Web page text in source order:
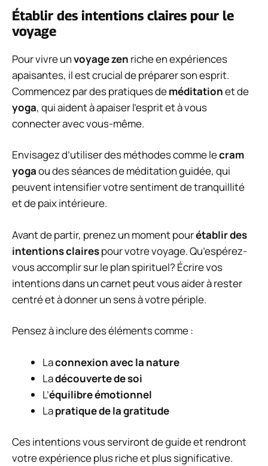
Établir des intentions claires pour le
voyage
Pour vivre unvoyage zen riche en expériences
apaisantes, il est crucial de préparer son esprit.
Commencez par des pratiques deméditationet de
yoga, qui aident à apaiser l’esprit et à vous
connecter avec vous-même.
Envisagez d’utiliser des méthodes comme lecram
yogaou des séances de méditation guidée, qui
peuvent intensifier votre sentiment de tranquillité
et de paix intérieure.
Avant de partir, prenez un moment pourétablir des
intentions clairespour votre voyage. Qu’espérez-
vous accomplir sur le plan spirituel? Écrire vos
intentions dans un carnet peut vous aider à rester
centré et à donner un sens à votre périple.
Pensez à inclure des éléments comme :
Laconnexion avec la nature
Ladécouverte de soi
L’équilibre émotionnel
Lapratique de la gratitude
Ces intentions vous serviront de guide et rendront
votre expérience plus riche et plus significative.